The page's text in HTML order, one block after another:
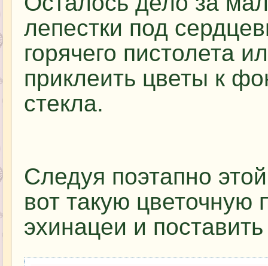
лепестки под
горячего пистолета
приклеить цветы к
стекла.
Следуя поэтапно
вот такую цветочную
эхинацеи и поставить